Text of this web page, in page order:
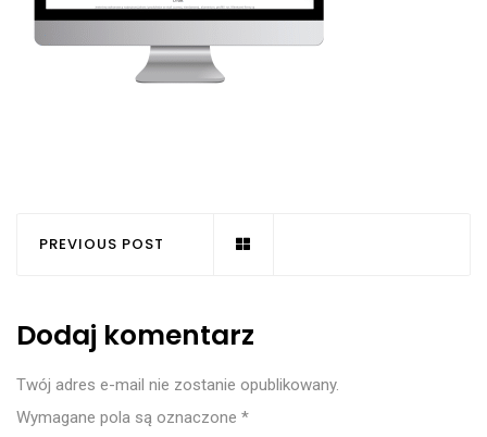
PREVIOUS POST
Dodaj komentarz
Twój adres e-mail nie zostanie opublikowany.
Wymagane pola są oznaczone *